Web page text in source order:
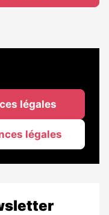
légales
légales